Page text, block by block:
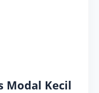
Modal Kecil